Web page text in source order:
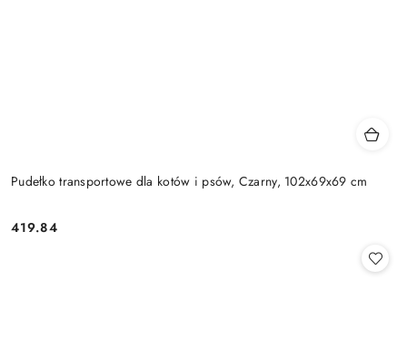
Pudełko transportowe dla kotów i psów, Czarny, 102x69x69 cm
Cena:
419.84